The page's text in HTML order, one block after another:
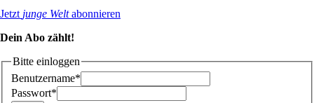
Jetzt junge Weltabonnieren
Dein Abo zählt!
Bitte einloggen
Benutzername*
Passwort*